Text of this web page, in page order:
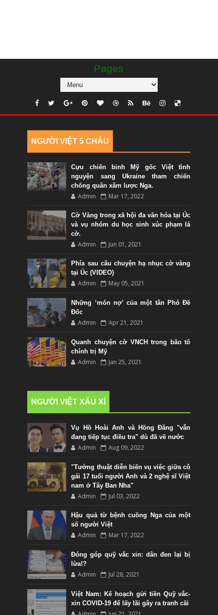
Pages
NGƯỜI VIỆT 5 CHÂU
Cựu chiến binh Mỹ gốc Việt tình
nguyện sang Ukraine tham chiến
chống quân xâm lược Nga.
Admin Mar 17, 2022
Cờ Vàng trong xã hội đa văn hóa tại Úc
và vụ nhóm du học sinh xúc phạm lá
cờ.
Admin Jun 01, 2021
Phía sau câu chuyện hạ nhục cờ vàng
tại Úc (VIDEO)
Admin May 05, 2021
Những ‘món nợ’ của một tân Phó Đề
Đốc
Admin Apr 21, 2021
Quanh chuyện cờ VNCH trong bão tố
chính trị Mỹ
Admin Jan 25, 2021
NGƯỜI VIỆT XẤU XÍ
Vụ Hồ Hoài Anh và Hồng Đăng "vẫn
đang tiếp tục điều tra" dù đã về nước
Admin Aug 09, 2022
"Tường thuật diễn biến vụ việc giữa cô
gái 17 tuổi người Anh và 2 nghệ sĩ Việt
nam ở Tây Ban Nha"
Admin Jul 03, 2022
Hậu quả từ bệnh cuồng Nga của một
số người Việt
Admin Mar 17, 2022
Đóng góp quỹ vắc xin: dân đen lại bị
lừa!?
Admin Jul 28, 2021
Việt Nam: Kế hoạch gửi tiền Quỹ vắc-
xin COVID-19 để lấy lãi gây ra tranh cãi